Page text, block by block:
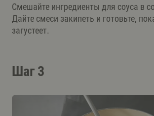
Смешайте ингредиенты для соуса в
Дайте смеси закипеть и готовьте,
загустеет.
Шаг 3